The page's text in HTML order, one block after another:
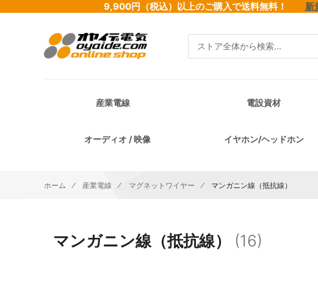
9,900円（税込）以上のご購入で送料無料！ 新
検索
産業電線 電設資材
オーディオ / 映像 イヤホン/ヘッドホン
ホーム 産業電線 マグネットワイヤー マンガニン線（抵抗線）
マンガニン線（抵抗線） (16)